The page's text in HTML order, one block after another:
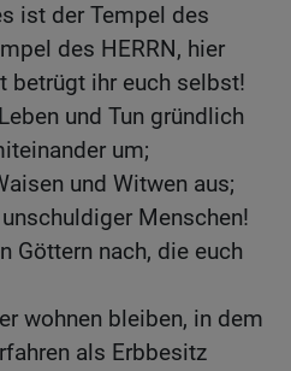
ist der Tempel des
des HERRN, hier
betrügt ihr euch selbst!
und Tun gründlich
um;
und Witwen aus;
Menschen!
Göttern nach, die euch
wohnen bleiben, in dem
als Erbbesitz